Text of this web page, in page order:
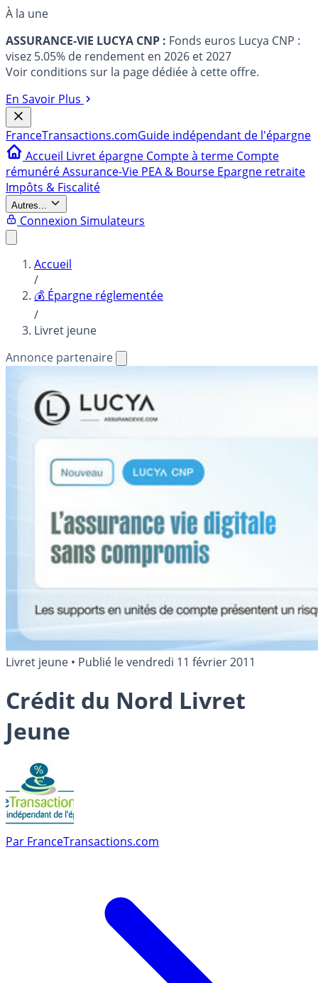
À la une
ASSURANCE-VIE LUCYA CNP : Fonds euros Lucya CNP :
visez 5.05% de rendement en 2026 et 2027
Voir conditions sur la page dédiée à cette offre.
En Savoir Plus
FranceTransactions.comGuide indépendant de l'épargne
Accueil Livret épargne Compte à terme Compte
rémunéréAssurance-Vie PEA & Bourse Epargne retraite
Impôts & Fiscalité
Autres...
Connexion Simulateurs
Accueil
/
💰 Épargne réglementée
/
Livret jeune
Annonce partenaire
Livret jeune • Publié levendredi 11 février 2011
Crédit du Nord Livret
Jeune
Par FranceTransactions.com